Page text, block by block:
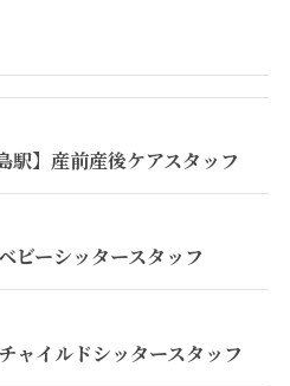
駅】産前産後ケアスタッフ
ビーシッタースタッフ
ャイルドシッタースタッフ